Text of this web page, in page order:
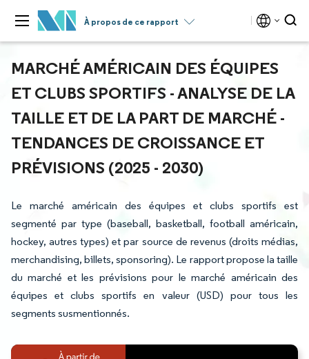
À propos de ce rapport
MARCHÉ AMÉRICAIN DES ÉQUIPES
ET CLUBS SPORTIFS - ANALYSE DE LA
TAILLE ET DE LA PART DE MARCHÉ -
TENDANCES DE CROISSANCE ET
PRÉVISIONS (2025 - 2030)
Le marché américain des équipes et clubs sportifs est
segmenté par type (baseball, basketball, football américain,
hockey, autres types) et par source de revenus (droits médias,
merchandising, billets, sponsoring). Le rapport propose la taille
du marché et les prévisions pour le marché américain des
équipes et clubs sportifs en valeur (USD) pour tous les
segments susmentionnés.